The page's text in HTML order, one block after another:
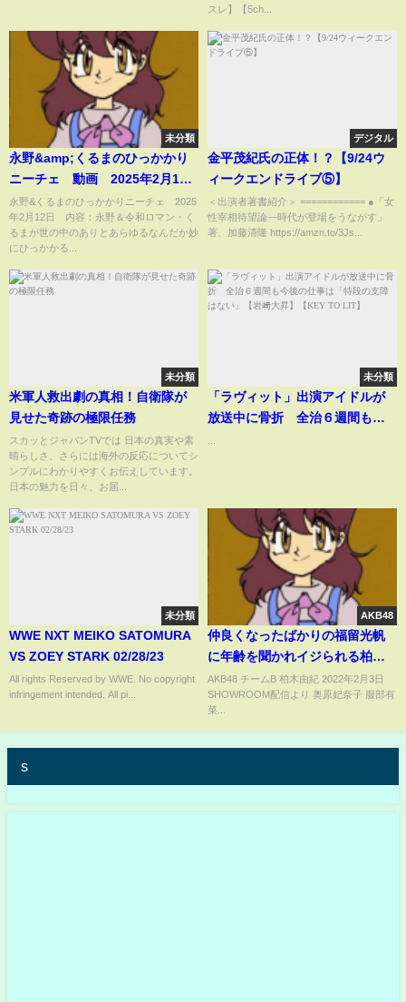
スレ】【5ch...
未分類
永野&amp;くるまのひっかかり
ニーチェ 動画 2025年2月12
日
永野&くるまのひっかかりニーチェ 2025
年2月12日 内容：永野＆令和ロマン・く
るまが世の中のありとあらゆるなんだか妙
にひっかかる...
デジタル
金平茂紀氏の正体！？【9/24ウ
ィークエンドライブ⑤】
＜出演者著書紹介＞ ============ ●「女
性宰相待望論―時代が登場をうながす」
著、加藤清隆 https://amzn.to/3Js...
未分類
米軍人救出劇の真相！自衛隊が
見せた奇跡の極限任務
スカッとジャパンTVでは 日本の真実や素
晴らしさ、さらには海外の反応についてシ
ンプルにわかりやすくお伝えしています。
日本の魅力を日々、お届...
未分類
「ラヴィット」出演アイドルが
放送中に骨折 全治６週間も今
未分類
WWE NXT MEIKO SATOMURA
VS ZOEY STARK 02/28/23
All rights Reserved by WWE. No copyright
infringement intended. All pi...
AKB48
仲良くなったばかりの福留光帆
に年齢を聞かれイジられる柏木
由紀
AKB48 チームB 柏木由紀 2022年2月3日
SHOWROOM配信より 奥原妃奈子 服部有
菜...
s